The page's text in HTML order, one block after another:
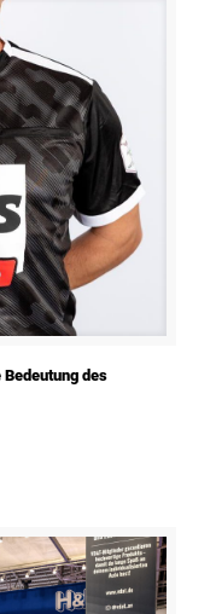
des